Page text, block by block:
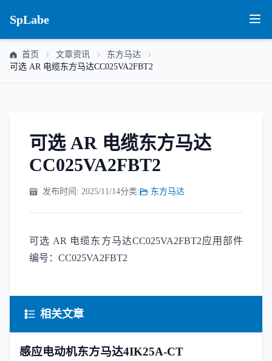
SpLabe
首页 文章资讯
东方马达
可选 AR 电缆东方马达CC025VA2FBT2
可选 AR 电缆东方马达
CC025VA2FBT2
发布时间: 2025/11/14分类: 东方马达
可选 AR 电缆东方马达CC025VA2FBT2应用部件
编号：CC025VA2FBT2
相关文章
感应电动机东方马达4IK25A-CT